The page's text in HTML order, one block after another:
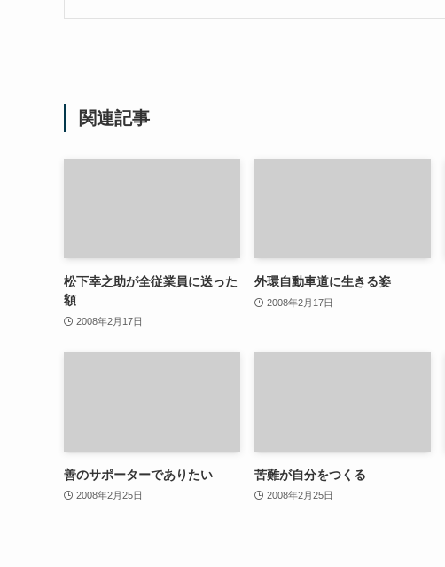
関連記事
松下幸之助が全従業員に送った
額
2008年2月17日
外環自動車道に生きる姿
2008年2月17日
善のサポーターでありたい
2008年2月25日
苦難が自分をつくる
2008年2月25日